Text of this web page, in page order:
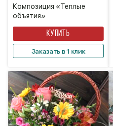
Композиция «Теплые
объятия»
КУПИТЬ
Заказать в 1 клик